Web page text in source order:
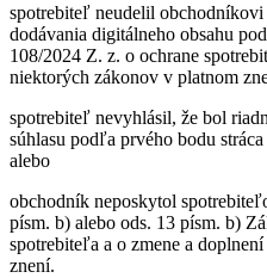
spotrebiteľ neudelil
dodávania digitálneho obsahu
108/2024 Z. z. o ochrane
niektorých zákonov v platnom
spotrebiteľ nevyhlásil, že bol
súhlasu podľa prvého bodu
alebo
obchodník neposkytol
písm. b) alebo ods. 13 písm. b)
spotrebiteľa a o zmene a
znení.